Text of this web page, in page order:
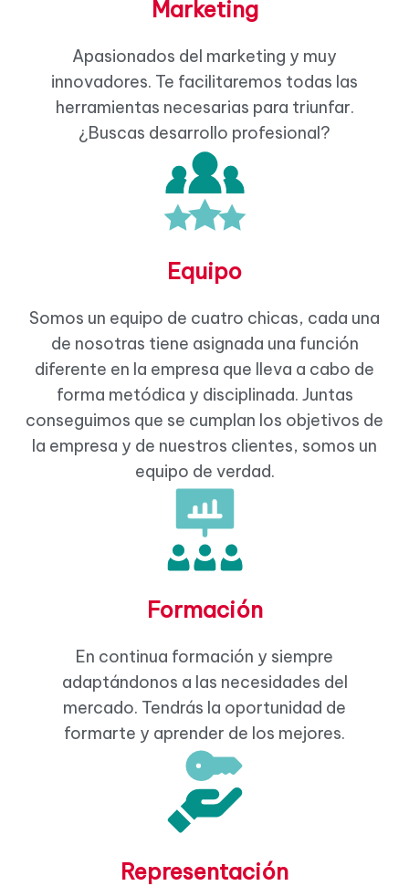
Marketing
Apasionados del marketing y muy
innovadores. Te facilitaremos todas las
herramientas necesarias para triunfar.
¿Buscas desarrollo profesional?
Equipo
Somos un equipo de cuatro chicas, cada una
de nosotras tiene asignada una función
diferente en la empresa que lleva a cabo de
forma metódica y disciplinada. Juntas
conseguimos que se cumplan los objetivos de
la empresa y de nuestros clientes, somos un
equipo de verdad.
Formación
En continua formación y siempre
adaptándonos a las necesidades del
mercado. Tendrás la oportunidad de
formarte y aprender de los mejores.
Representación